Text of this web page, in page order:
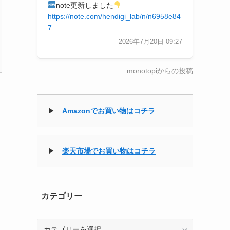
note更新しました
https://note.com/hendigi_lab/n/n6958e84
7...
2026年7月20日 09:27
monotopiからの投稿
▶ Amazonでお買い物はコチラ
▶ 楽天市場でお買い物はコチラ
カテゴリー